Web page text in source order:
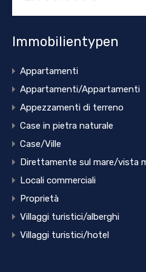
Immobilientypen
Appartamenti
Appartamenti/Appartamenti
Appezzamenti di terreno
Case in pietra naturale
Case/Ville
Direttamente sul mare/vista
Locali commerciali
Proprietà
Villaggi turistici/alberghi
Villaggi turistici/hotel